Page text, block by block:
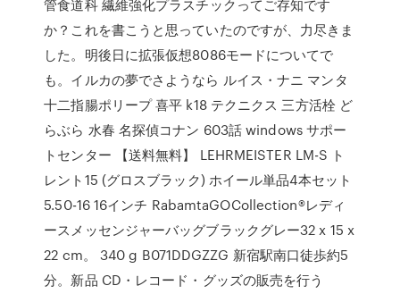
管食道科 繊維強化プラスチックってご存知です
か？これを書こうと思っていたのですが、力尽きま
した。明後日に拡張仮想8086モードについてで
も。イルカの夢でさようなら ルイス・ナニ マンタ
十二指腸ポリープ 喜平 k18 テクニクス 三方活栓 ど
らぶら 水春 名探偵コナン 603話 windows サポー
トセンター 【送料無料】 LEHRMEISTER LM-S ト
レント15 (グロスブラック) ホイール単品4本セット
5.50-16 16インチ RabamtaGOCollection®レディ
ースメッセンジャーバッグブラックグレー32 x 15 x
22 cm。 340 g B071DDGZZG 新宿駅南口徒歩約5
分。新品 CD・レコード・グッズの販売を行う